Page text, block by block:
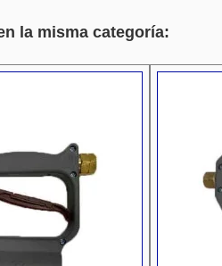
la misma categoría: